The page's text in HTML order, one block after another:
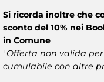
Si ricorda inoltre che
sconto del 10% nei
in Comune
¹Offerta non valida
cumulabile con altre